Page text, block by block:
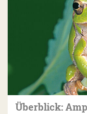
Überblick: